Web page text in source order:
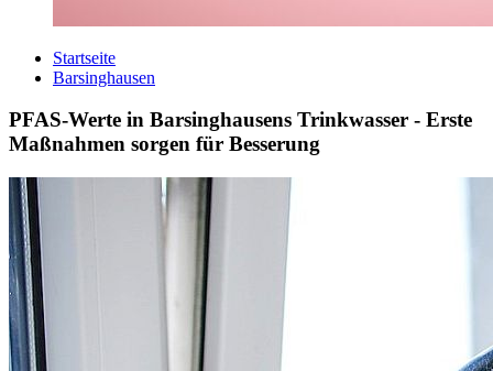
Startseite
Barsinghausen
PFAS-Werte in Barsinghausens Trinkwasser - Erste
Maßnahmen sorgen für Besserung